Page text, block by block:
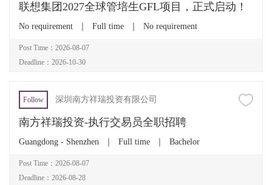
联想集团2027全球管培生GFL项目，正式启动！
No requirement Full time No requirement
Post Time：2026-08-07
Deadline：2026-10-30
Follow 深圳南方祥瑞投资有限公司
南方祥瑞投资-执行交易员全职招聘
Guangdong - Shenzhen Full time Bachelor
Post Time：2026-08-07
Deadline：2026-08-28